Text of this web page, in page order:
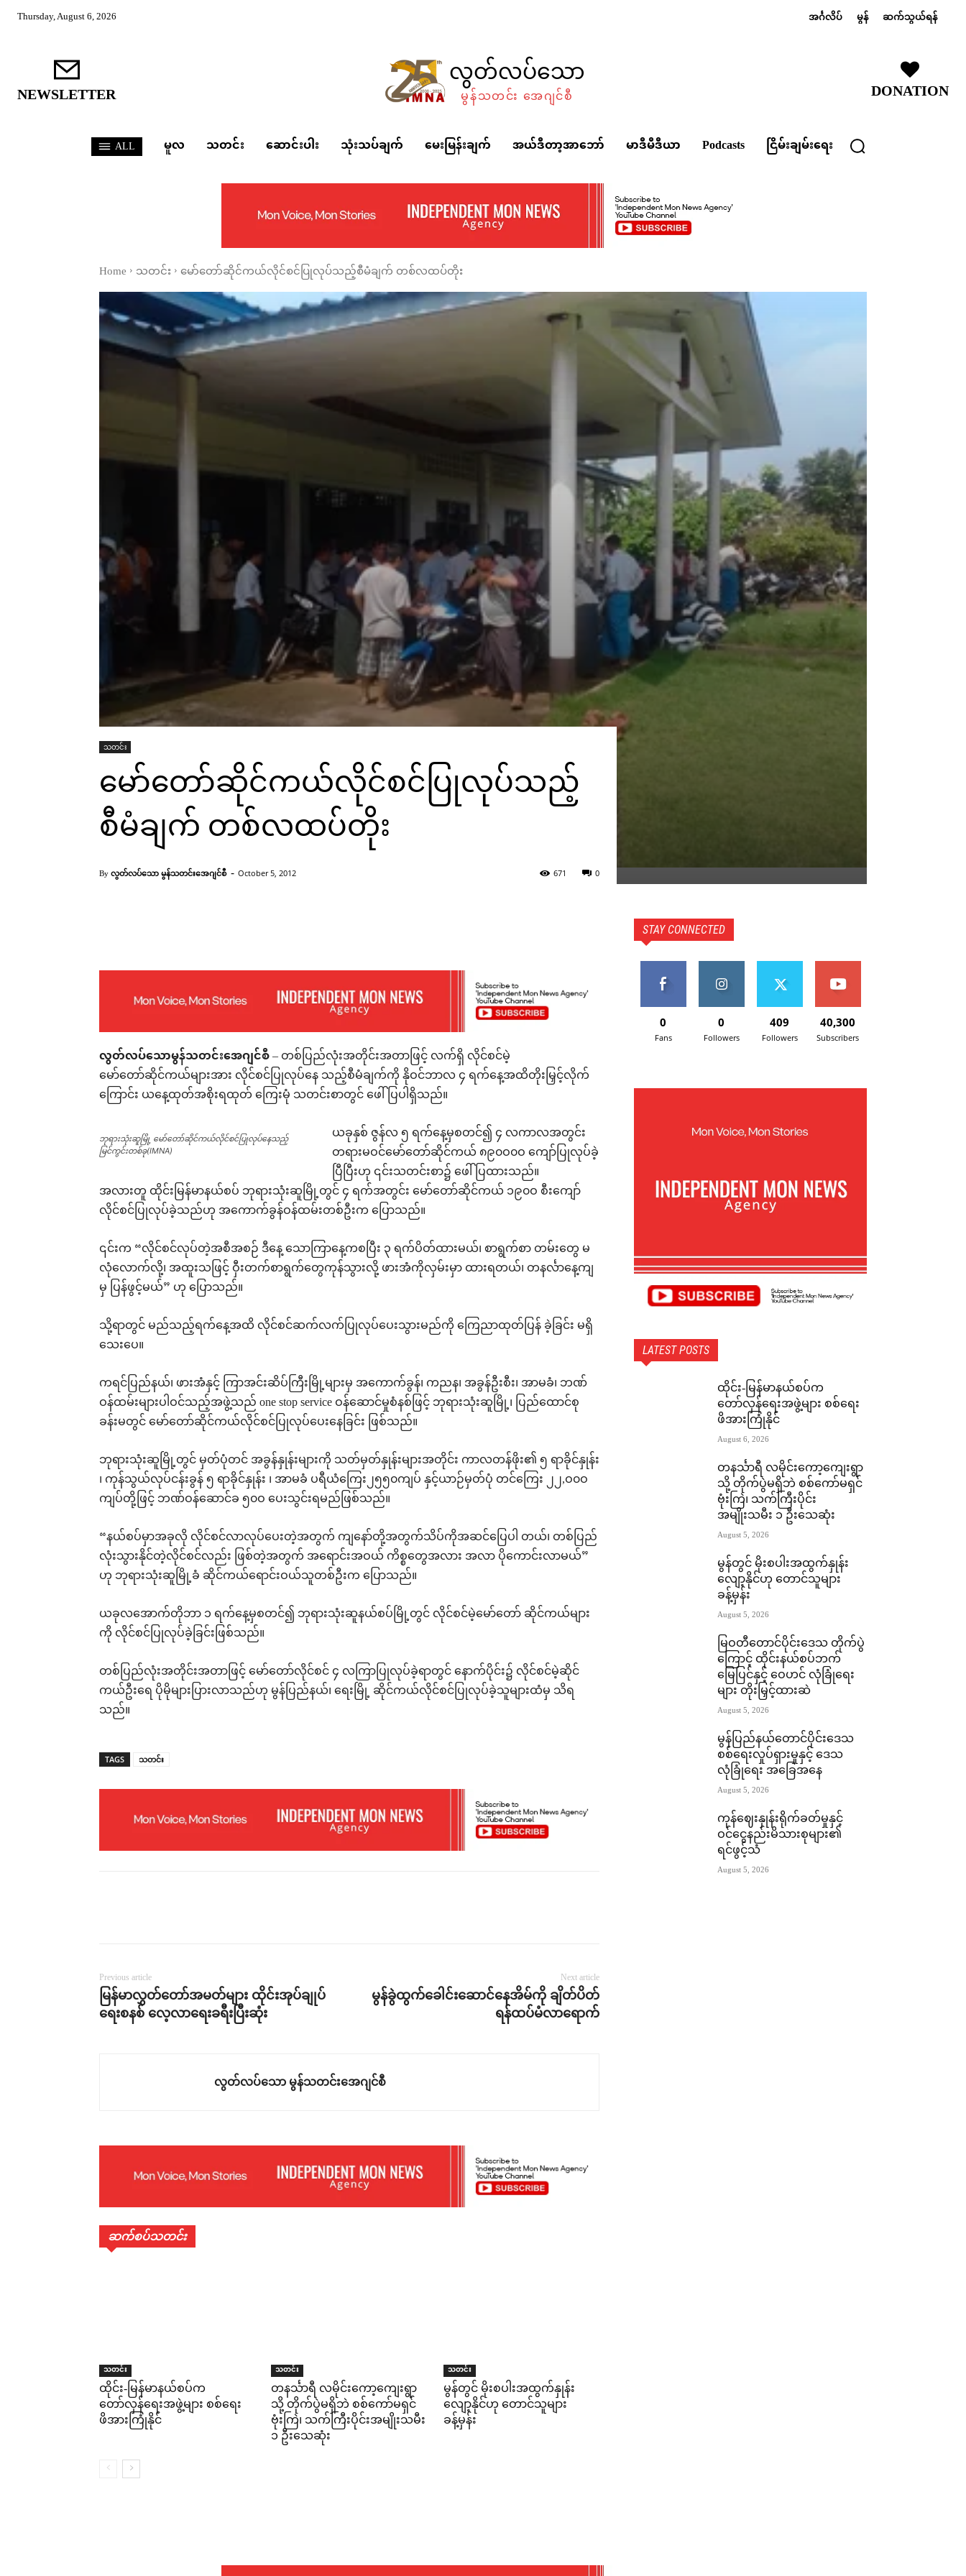
Thursday, August 6, 2026 အင်္ဂလိပ် မွန် ဆက်သွယ်ရန်
NEWSLETTER လွတ်လပ်သော
မွန်သတင်း အေဂျင်စီ DONATION
ALL မူလ သတင်း ဆောင်းပါး သုံးသပ်ချက် မေးမြန်းချက် အယ်ဒီတာ့အာဘော် မာဒီမီဒီယာ Podcasts ငြိမ်းချမ်းရေး
Home သတင်း မော်တော်ဆိုင်ကယ်လိုင်စင်ပြုလုပ်သည့်စီမံချက် တစ်လထပ်တိုး
ဘုရားသုံးဆူမြို့ မော်တော်ဆိုင်ကယ်လိုင်စင်ပြုလုပ်နေသည့်မြင်ကွင်းတစ်ခု(IMNA)
သတင်း
မော်တော်ဆိုင်ကယ်လိုင်စင်ပြုလုပ်သည့်
စီမံချက် တစ်လထပ်တိုး
By လွတ်လပ်သော မွန်သတင်းအေဂျင်စီ - October 5, 2012 0
671
လွတ်လပ်သောမွန်သတင်းအေဂျင်စီ– တစ်ပြည်လုံးအတိုင်းအတာဖြင့် လက်ရှိ လိုင်စင်မဲ့
မော်တော်ဆိုင်ကယ်များအား လိုင်စင်ပြုလုပ်နေ သည့်စီမံချက်ကို နိုဝင်ဘာလ ၄ ရက်နေ့အထိတိုးမြှင့်လိုက်
ကြောင်း ယနေ့ထုတ်အစိုးရထုတ် ကြေးမုံ သတင်းစာတွင် ဖေါ်ပြပါရှိသည်။
ဘုရားသုံးဆူမြို့ မော်တော်ဆိုင်ကယ်လိုင်စင်ပြုလုပ်နေသည့်
မြင်ကွင်းတစ်ခု(IMNA)
ယခုနှစ် ဇွန်လ ၅ ရက်နေ့မှစတင်၍ ၄ လကာလအတွင်း
တရားမဝင်မော်တော်ဆိုင်ကယ် ၈၉၀ဝ၀ဝ ကျော်ပြုလုပ်ခဲ့
ပြီပြီးဟု ၎င်းသတင်းစာ၌ ဖေါ်ပြထားသည်။
အလားတူ ထိုင်းမြန်မာနယ်စပ် ဘုရားသုံးဆူမြို့တွင် ၄ ရက်အတွင်း မော်တော်ဆိုင်ကယ် ၁၉၀ဝ စီးကျော်
လိုင်စင်ပြုလုပ်ခဲ့သည်ဟု အကောက်ခွန်ဝန်ထမ်းတစ်ဦးက ပြောသည်။
၎င်းက “လိုင်စင်လုပ်တဲ့အစီအစဉ် ဒီနေ့ သောကြာနေ့ကစပြီး ၃ ရက်ပိတ်ထားမယ်၊ စာရွက်စာ တမ်းတွေ မ
လုံလောက်လို့၊ အထူးသဖြင့် ဝှီးတက်စာရွက်တွေကုန်သွားလို့ ဖားအံကိုလှမ်းမှာ ထားရတယ်၊ တနင်္လာနေ့ကျ
မှ ပြန်ဖွင့်မယ်” ဟု ပြောသည်။
သို့ရာတွင် မည်သည့်ရက်နေ့အထိ လိုင်စင်ဆက်လက်ပြုလုပ်ပေးသွားမည်ကို ကြေညာထုတ်ပြန် ခဲ့ခြင်း မရှိ
သေးပေ။
ကရင်ပြည်နယ်၊ ဖားအံနှင့် ကြာအင်းဆိပ်ကြီးမြို့များမှ အကောက်ခွန်၊ ကညန၊ အခွန်ဦးစီး၊ အာမခံ၊ ဘဏ်
ဝန်ထမ်းများပါဝင်သည့်အဖွဲ့သည် one stop service ဝန်ဆောင်မှုစံနစ်ဖြင့် ဘုရားသုံးဆူမြို့၊ ပြည်ထောင်စု
ခန်းမတွင် မော်တော်ဆိုင်ကယ်လိုင်စင်ပြုလုပ်ပေးနေခြင်း ဖြစ်သည်။
ဘုရားသုံးဆူမြို့တွင် မှတ်ပုံတင် အခွန်နှုန်းများကို သတ်မှတ်နှုန်းများအတိုင်း ကာလတန်ဖိုး၏ ၅ ရာခိုင်နှုန်း
၊ ကုန်သွယ်လုပ်ငန်းခွန် ၅ ရာခိုင်နှုန်း ၊ အာမခံ ပရီယံကြေး၂၅၅၀ကျပ် နှင့်ယာဉ်မှတ်ပုံ တင်ကြေး ၂၂,ဝ၀ဝ
ကျပ်တို့ဖြင့် ဘဏ်ဝန်ဆောင်ခ ၅၀ဝ ပေးသွင်းရမည်ဖြစ်သည်။
“နယ်စပ်မှာအခုလို လိုင်စင်လာလုပ်ပေးတဲ့အတွက် ကျနော်တို့အတွက်သိပ်ကိုအဆင်ပြေပါ တယ်၊ တစ်ပြည်
လုံးသွားနိုင်တဲ့လိုင်စင်လည်း ဖြစ်တဲ့အတွက် အရောင်းအဝယ် ကိစ္စတွေအလား အလာ ပိုကောင်းလာမယ်”
ဟု ဘုရားသုံးဆူမြို့ခံ ဆိုင်ကယ်ရောင်းဝယ်သူတစ်ဦးက ပြောသည်။
ယခုလအောက်တိုဘာ ၁ ရက်နေ့မှစတင်၍ ဘုရားသုံးဆူနယ်စပ်မြို့တွင် လိုင်စင်မဲ့မော်တော် ဆိုင်ကယ်များ
ကို လိုင်စင်ပြုလုပ်ခဲ့ခြင်းဖြစ်သည်။
တစ်ပြည်လုံးအတိုင်းအတာဖြင့် မော်တော်လိုင်စင် ၄ လကြာပြုလုပ်ခဲ့ရာတွင် နောက်ပိုင်း၌ လိုင်စင်မဲ့ဆိုင်
ကယ်ဦးရေ ပိုမိုများပြားလာသည်ဟု မွန်ပြည်နယ်၊ ရေးမြို့ ဆိုင်ကယ်လိုင်စင်ပြုလုပ်ခဲ့သူများထံမှ သိရ
သည်။
TAGS သတင်း
Previous article
မြန်မာလွှတ်တော်အမတ်များ ထိုင်းအုပ်ချုပ်
ရေးစနစ် လေ့လာရေးခရီးပြီးဆုံး
Next article
မွန်ခွဲထွက်ခေါင်းဆောင်နေအိမ်ကို ချိတ်ပိတ်
ရန်ထပ်မံလာရောက်
လွတ်လပ်သော မွန်သတင်းအေဂျင်စီ
ဆက်စပ်သတင်း
သတင်း
ထိုင်း-မြန်မာနယ်စပ်က
တော်လှန်ရေးအဖွဲ့များ စစ်ရေး
ဖိအားကြုံနိုင်
သတင်း
တနင်္သာရီ လမိုင်းကော့ကျေးရွာ
သို့ တိုက်ပွဲမရှိဘဲ စစ်ကော်မရှင်
ဗုံးကြဲ၊ သက်ကြီးပိုင်းအမျိုးသမီး
၁ ဦးသေဆုံး
သတင်း
မွန်တွင် မိုးစပါးအထွက်နှုန်း
လျော့နိုင်ဟု တောင်သူများ
ခန့်မှန်း
STAY CONNECTED
0
Fans
0
Followers
409
Followers
40,300
Subscribers
LATEST POSTS
ထိုင်း-မြန်မာနယ်စပ်က
တော်လှန်ရေးအဖွဲ့များ စစ်ရေး
ဖိအားကြုံနိုင်
August 6, 2026
တနင်္သာရီ လမိုင်းကော့ကျေးရွာ
သို့ တိုက်ပွဲမရှိဘဲ စစ်ကော်မရှင်
ဗုံးကြဲ၊ သက်ကြီးပိုင်း
အမျိုးသမီး ၁ ဦးသေဆုံး
August 5, 2026
မွန်တွင် မိုးစပါးအထွက်နှုန်း
လျော့နိုင်ဟု တောင်သူများ
ခန့်မှန်း
August 5, 2026
မြဝတီတောင်ပိုင်းဒေသ တိုက်ပွဲ
ကြောင့် ထိုင်းနယ်စပ်ဘက်
မြေပြင်နှင့် ဝေဟင် လုံခြုံရေး
များ တိုးမြှင့်ထားဆဲ
August 5, 2026
မွန်ပြည်နယ်တောင်ပိုင်းဒေသ
စစ်ရေးလှုပ်ရှားမှုနှင့် ဒေသ
လုံခြုံရေး အခြေအနေ
August 5, 2026
ကုန်ဈေးနှုန်းရိုက်ခတ်မှုနှင့်
ဝင်ငွေနည်းမိသားစုများ၏
ရင်ဖွင့်သံ
August 5, 2026